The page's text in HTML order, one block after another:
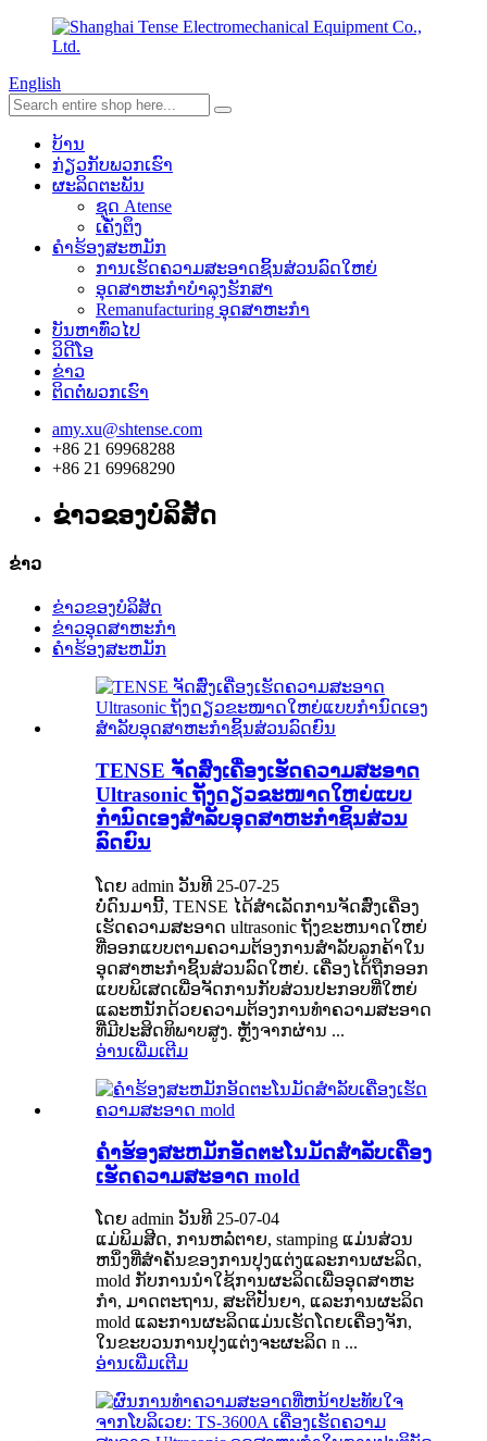
English
ບ້ານ
ກ່ຽວກັບພວກເຮົາ
ຜະລິດຕະພັນ
ຊຸດ Atense
ເຄັ່ງຕຶງ
ຄໍາຮ້ອງສະຫມັກ
ການເຮັດຄວາມສະອາດຊິ້ນສ່ວນລົດໃຫຍ່
ອຸດສາຫະກໍາບໍາລຸງຮັກສາ
Remanufacturing ອຸດສາຫະກໍາ
ບັນຫາທົ່ວໄປ
ວິດີໂອ
ຂ່າວ
ຕິດຕໍ່ພວກເຮົາ
amy.xu@shtense.com
+86 21 69968288
+86 21 69968290
ຂ່າວຂອງບໍລິສັດ
ຂ່າວ
ຂ່າວຂອງບໍລິສັດ
ຂ່າວອຸດສາຫະກໍາ
ຄໍາຮ້ອງສະຫມັກ
TENSE ຈັດສົ່ງເຄື່ອງເຮັດຄວາມສະອາດ
Ultrasonic ຖັງດຽວຂະໜາດໃຫຍ່ແບບ
ກຳນົດເອງສຳລັບອຸດສາຫະກຳຊິ້ນສ່ວນ
ລົດຍົນ
ໂດຍ admin ວັນທີ 25-07-25
ບໍ່ດົນມານີ້, TENSE ໄດ້ສໍາເລັດການຈັດສົ່ງເຄື່ອງ
ເຮັດຄວາມສະອາດ ultrasonic ຖັງຂະຫນາດໃຫຍ່
ທີ່ອອກແບບຕາມຄວາມຕ້ອງການສໍາລັບລູກຄ້າໃນ
ອຸດສາຫະກໍາຊິ້ນສ່ວນລົດໃຫຍ່. ເຄື່ອງໄດ້ຖືກອອກ
ແບບພິເສດເພື່ອຈັດການກັບສ່ວນປະກອບທີ່ໃຫຍ່
ແລະຫນັກດ້ວຍຄວາມຕ້ອງການທໍາຄວາມສະອາດ
ທີ່ມີປະສິດທິພາບສູງ. ຫຼັງ​ຈາກ​ຜ່ານ ...
ອ່ານເພີ່ມເຕີມ
ຄໍາຮ້ອງສະຫມັກອັດຕະໂນມັດສໍາລັບເຄື່ອງ
ເຮັດຄວາມສະອາດ mold
ໂດຍ admin ວັນທີ 25-07-04
ແມ່ພິມສີດ, ການຫລໍ່ຕາຍ, stamping ແມ່ນສ່ວນ
ຫນຶ່ງທີ່ສໍາຄັນຂອງການປຸງແຕ່ງແລະການຜະລິດ,
mold ກັບການນໍາໃຊ້ການຜະລິດເພື່ອອຸດສາຫະ
ກໍາ, ມາດຕະຖານ, ສະຕິປັນຍາ, ແລະການຜະລິດ
mold ແລະການຜະລິດແມ່ນເຮັດໂດຍເຄື່ອງຈັກ,
ໃນຂະບວນການປຸງແຕ່ງຈະຜະລິດ n ...
ອ່ານເພີ່ມເຕີມ